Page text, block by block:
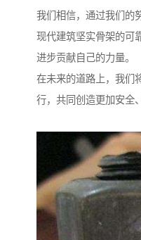
我们相信，通过我们的
现代建筑坚实骨架的可
进步贡献自己的力量。
在未来的道路上，我们
行，共同创造更加安全